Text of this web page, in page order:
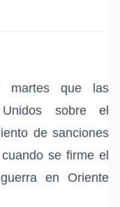
martes que las
sobre el
de sanciones
se firme el
en Oriente